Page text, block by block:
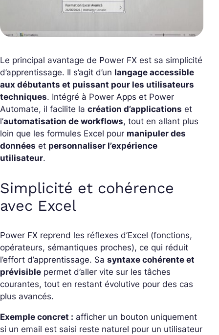
Le principal avantage de Power FX est sa simplicité
d’apprentissage. Il s’agit d’un langage accessible
aux débutants et puissant pour les utilisateurs
techniques. Intégré à Power Apps et Power
Automate, il facilite la création d’applications et
l’automatisation de workflows, tout en allant plus
loin que les formules Excel pour manipuler des
données et personnaliser l’expérience
utilisateur.
Simplicité et cohérence
avec Excel
Power FX reprend les réflexes d’Excel (fonctions,
opérateurs, sémantiques proches), ce qui réduit
l’effort d’apprentissage. Sa syntaxe cohérente et
prévisible permet d’aller vite sur les tâches
courantes, tout en restant évolutive pour des cas
plus avancés.
Exemple concret : afficher un bouton uniquement
si un email est saisi reste naturel pour un utilisateur